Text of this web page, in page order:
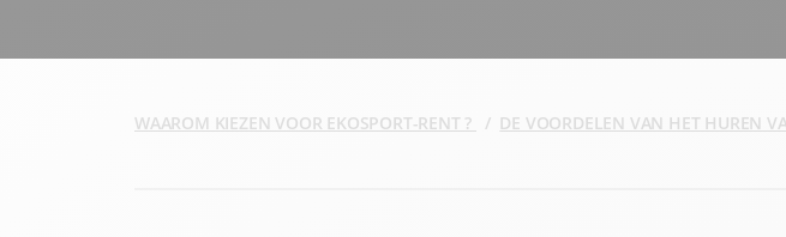
WAAROM KIEZEN VOOR EKOSPORT-RENT ? DE VOORDELEN VAN HET HUREN